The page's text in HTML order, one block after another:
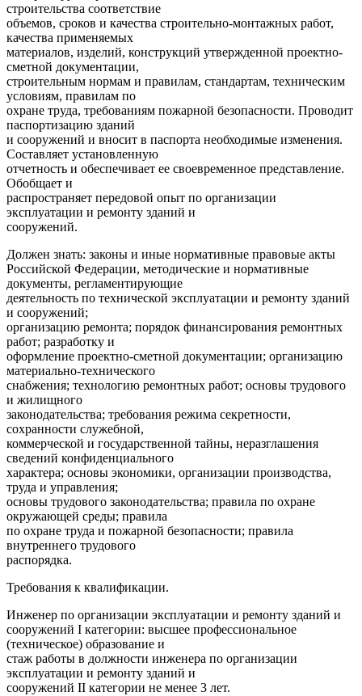
строительства соответствие
объемов, сроков и качества строительно-монтажных работ,
качества применяемых
материалов, изделий, конструкций утвержденной проектно-
сметной документации,
строительным нормам и правилам, стандартам, техническим
условиям, правилам по
охране труда, требованиям пожарной безопасности. Проводит
паспортизацию зданий
и сооружений и вносит в паспорта необходимые изменения.
Составляет установленную
отчетность и обеспечивает ее своевременное представление.
Обобщает и
распространяет передовой опыт по организации
эксплуатации и ремонту зданий и
сооружений.
Должен знать: законы и иные нормативные правовые акты
Российской Федерации, методические и нормативные
документы, регламентирующие
деятельность по технической эксплуатации и ремонту зданий
и сооружений;
организацию ремонта; порядок финансирования ремонтных
работ; разработку и
оформление проектно-сметной документации; организацию
материально-технического
снабжения; технологию ремонтных работ; основы трудового
и жилищного
законодательства; требования режима секретности,
сохранности служебной,
коммерческой и государственной тайны, неразглашения
сведений конфиденциального
характера; основы экономики, организации производства,
труда и управления;
основы трудового законодательства; правила по охране
окружающей среды; правила
по охране труда и пожарной безопасности; правила
внутреннего трудового
распорядка.
Требования к квалификации.
Инженер по организации эксплуатации и ремонту зданий и
сооружений I категории: высшее профессиональное
(техническое) образование и
стаж работы в должности инженера по организации
эксплуатации и ремонту зданий и
сооружений II категории не менее 3 лет.